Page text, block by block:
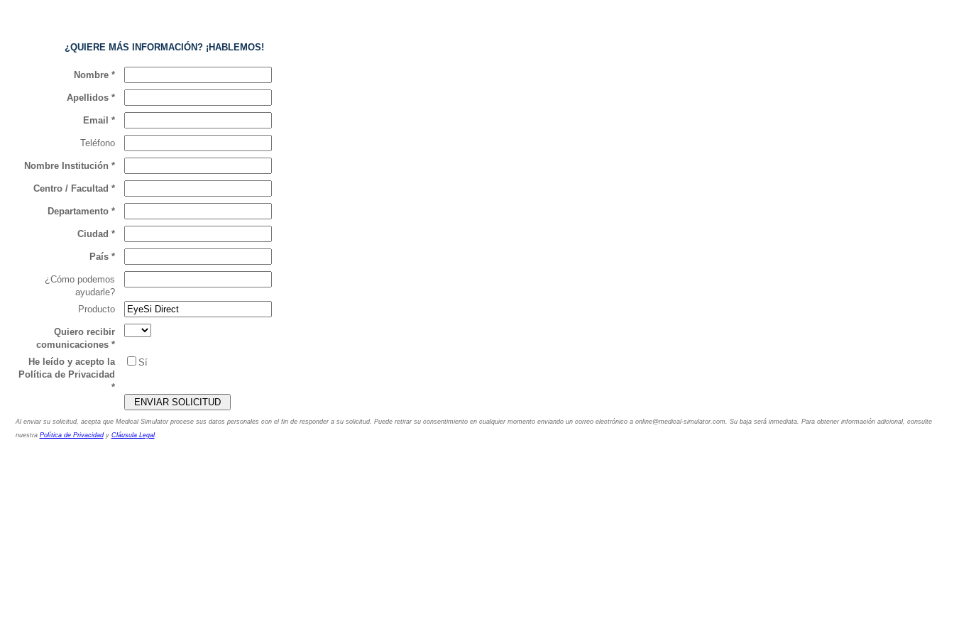
¿QUIERE MÁS INFORMACIÓN? ¡HABLEMOS!
Nombre *
Apellidos *
Email *
Teléfono
Nombre Institución *
Centro / Facultad *
Departamento *
Ciudad *
País *
¿Cómo podemos
ayudarle?
Producto
Quiero recibir
comunicaciones *
He leído y acepto la
Política de Privacidad
*
Sí
Al enviar su solicitud, acepta que Medical Simulator procese sus datos personales con el fin de responder a su solicitud. Puede retirar su consentimiento en cualquier momento enviando un correo electrónico a online@medical-simulator.com. Su baja será inmediata. Para obtener información adicional, consulte
nuestra Política de Privacidady Cláusula Legal.